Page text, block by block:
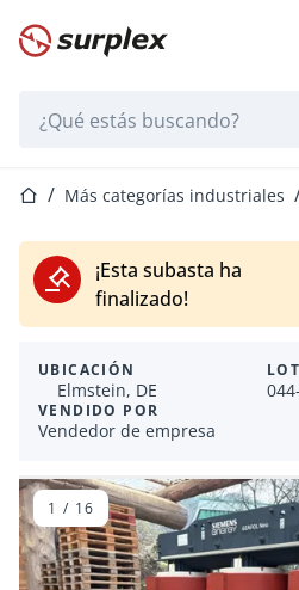
Página de inicio
Página de inicio
Más categorías industriales
¡Esta subasta ha
finalizado!
UBICACIÓN
Elmstein, DE
VENDIDO POR
Vendedor de empresa
1 / 16